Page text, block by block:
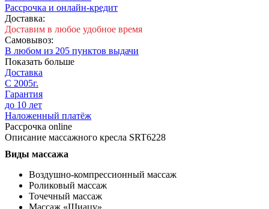
Рассрочка и онлайн-кредит
Доставка:
Доставим в любое удобное время
Самовывоз:
В любом из 205 пунктов выдачи
Показать больше
Доставка
С 2005г.
Гарантия
до 10 лет
Наложенный платёж
Рассрочка online
Описание массажного кресла SRT6228
Виды массажа
Воздушно-компрессионный массаж
Роликовый массаж
Точечный массаж